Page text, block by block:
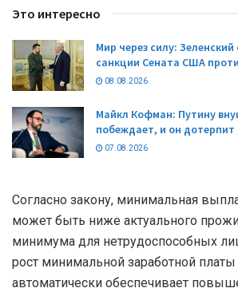
Это интересно
Мир через силу:
санкции Сената США
08.08.2026
Майкл Кофман: Путину
побеждает, и он дотерпит
07.08.2026
Согласно закону, минимальная
может быть ниже актуального
минимума для нетрудоспособных
рост минимальной заработной
автоматически обеспечивает